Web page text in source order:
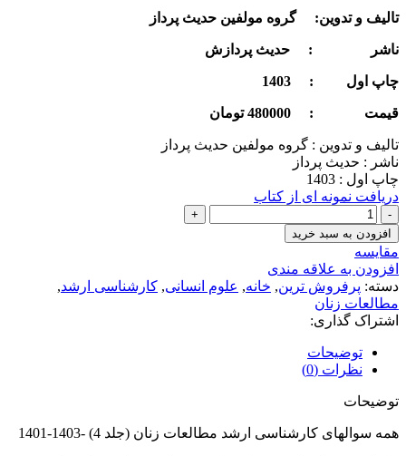
تالیف و تدوین: گروه مولفین حدیث پرداز
ناشر : حدیث پردازش
چاپ اول : 1403
قيمت : 480000تومان
تالیف و تدوین : گروه مولفین حدیث پرداز
ناشر : حدیث پرداز
چاپ اول : 1403
دریافت نمونه ای از کتاب
همه
سوالهای
کارشناسی
ارشد
مطالعات
زنان
(جلد
4)
-1403-
1401
افزودن به سبد خرید
مقايسه
افزودن به علاقه مندی
دسته: پرفروش ترین, خانه, علوم انسانی, کارشناسی ارشد,
مطالعات زنان
اشتراک گذاری:
توضیحات
نظرات (0)
توضیحات
همه سوالهای کارشناسی ارشد مطالعات زنان (جلد 4) -1403-1401